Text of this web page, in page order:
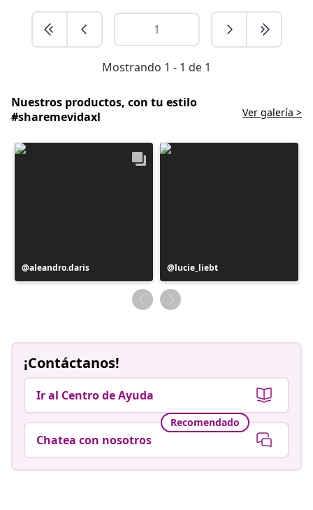
Mostrando 1 - 1 de 1
Nuestros productos, con tu estilo
#sharemevidaxl
Ver galería >
Publicación
realizada
aleandro.daris
Publicación
realizada
por
lucie_liebt
¡Contáctanos!
Ir al Centro de Ayuda
Recomendado
Chatea con nosotros